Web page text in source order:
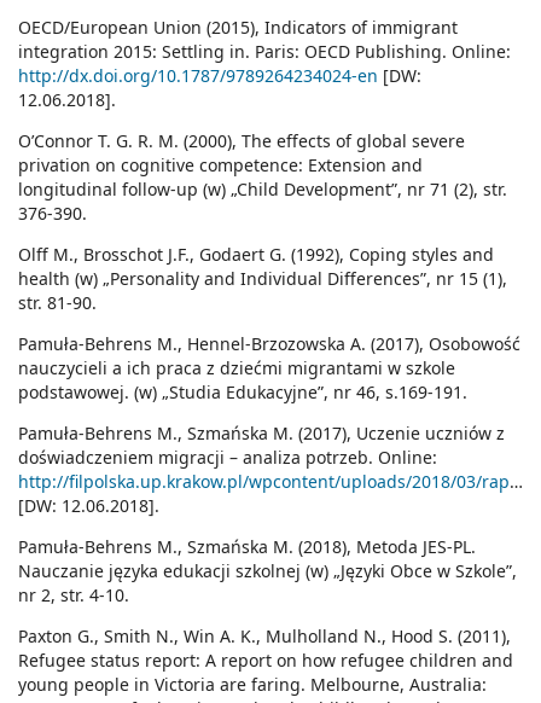
OECD/European Union (2015), Indicators of immigrant
integration 2015: Settling in. Paris: OECD Publishing. Online:
http://dx.doi.org/10.1787/9789264234024-en [DW:
12.06.2018].
O’Connor T. G. R. M. (2000), The effects of global severe
privation on cognitive competence: Extension and
longitudinal follow-up (w) „Child Development”, nr 71 (2), str.
376-390.
Olff M., Brosschot J.F., Godaert G. (1992), Coping styles and
health (w) „Personality and Individual Differences”, nr 15 (1),
str. 81-90.
Pamuła-Behrens M., Hennel-Brzozowska A. (2017), Osobowość
nauczycieli a ich praca z dziećmi migrantami w szkole
podstawowej. (w) „Studia Edukacyjne”, nr 46, s.169-191.
Pamuła-Behrens M., Szmańska M. (2017), Uczenie uczniów z
doświadczeniem migracji – analiza potrzeb. Online:
http://filpolska.up.krakow.pl/wpcontent/uploads/2018/03/raport.pdf
[DW: 12.06.2018].
Pamuła-Behrens M., Szmańska M. (2018), Metoda JES-PL.
Nauczanie języka edukacji szkolnej (w) „Języki Obce w Szkole”,
nr 2, str. 4-10.
Paxton G., Smith N., Win A. K., Mulholland N., Hood S. (2011),
Refugee status report: A report on how refugee children and
young people in Victoria are faring. Melbourne, Australia: